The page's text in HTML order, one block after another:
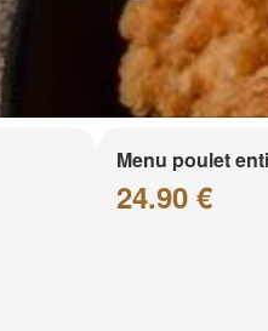
Menu poulet
24.90 €